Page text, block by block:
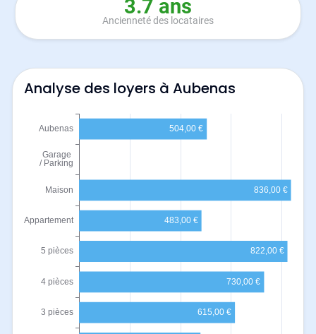
3.7 ans
Ancienneté des locataires
Analyse des loyers à Aubenas